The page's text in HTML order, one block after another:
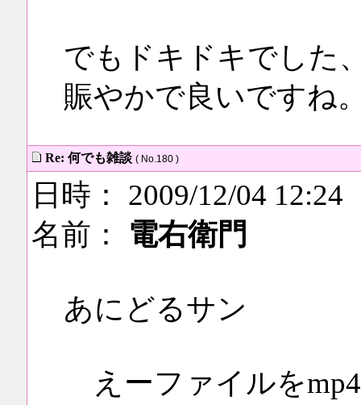
でもドキドキでした
賑やかで良いですね
Re: 何でも雑談 ( No.180 )
日時： 2009/12/04 12:24
名前： 電右衛門
あにどるサン
えーファイルを